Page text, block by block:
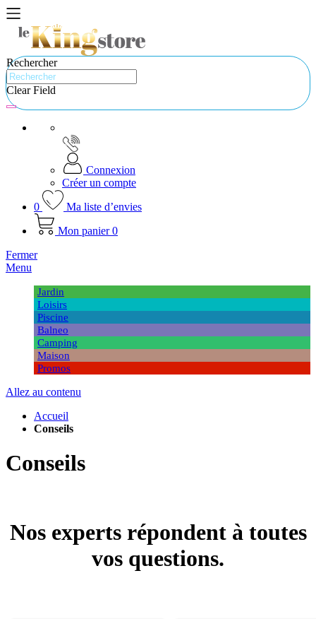
Rechercher
Clear Field
Connexion
Créer un compte
0
Ma liste d’envies
Mon panier 0
Fermer
Menu
Jardin
Loisirs
Piscine
Balneo
Camping
Maison
Promos
Allez au contenu
Accueil
Conseils
Conseils
Nos experts répondent à toutes
vos questions.